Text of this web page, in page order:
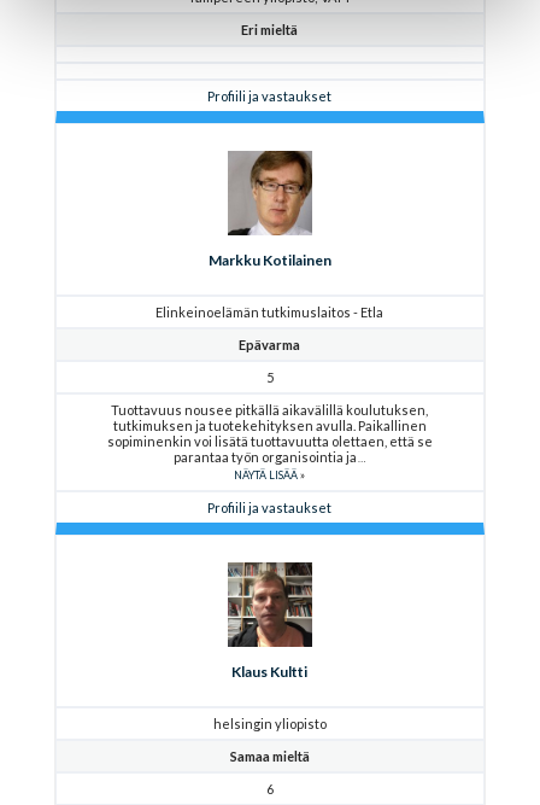
Eri mieltä
Profiili ja vastaukset
Markku Kotilainen
Elinkeinoelämän tutkimuslaitos - Etla
Epävarma
5
Tuottavuus nousee pitkällä aikavälillä koulutuksen,
tutkimuksen ja tuotekehityksen avulla. Paikallinen
sopiminenkin voi lisätä tuottavuutta olettaen, että se
parantaa työn organisointia ja
NÄYTÄ LISÄÄ
Profiili ja vastaukset
Klaus Kultti
helsingin yliopisto
Samaa mieltä
6